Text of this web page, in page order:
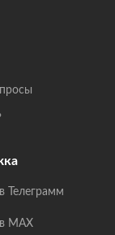
Телеграмм
MAX